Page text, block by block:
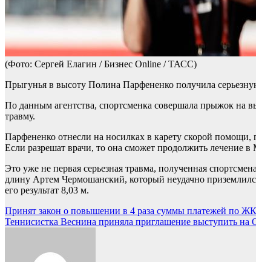
(Фото: Сергей Елагин / Бизнес Online / ТАСС)
Прыгунья в высоту Полина Парфененко получила
По данным агентства, спортсменка совершала прыжок на
травму.
Парфененко отнесли на носилках в карету скорой помощи,
Если разрешат врачи, то она сможет продолжить лечение в
Это уже не первая серьезная травма, полученная
длину Артем Чермошанский, который неудачно
его результат 8,03 м.
Навигация
по
Принят закон о повышении в 4 раза суммы платежей по
Теннисистка Веснина приняла приглашение выступить